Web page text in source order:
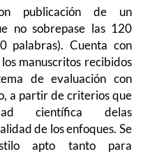
publicación de un
no sobrepase las 120
palabras). Cuenta con
manuscritos recibidos
de evaluación con
a partir de criterios que
científica delas
de los enfoques. Se
apto tanto para